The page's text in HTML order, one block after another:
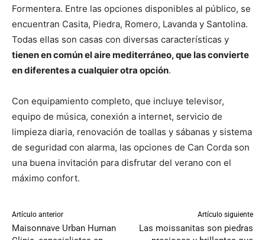
Formentera. Entre las opciones disponibles al público, se
encuentran Casita, Piedra, Romero, Lavanda y Santolina.
Todas ellas son casas con diversas características y
tienen en común el aire mediterráneo, que las convierte
en diferentes a cualquier otra opción.
Con equipamiento completo, que incluye televisor,
equipo de música, conexión a internet, servicio de
limpieza diaria, renovación de toallas y sábanas y sistema
de seguridad con alarma, las opciones de Can Corda son
una buena invitación para disfrutar del verano con el
máximo confort.
Artículo anterior
Maisonnave Urban Human
Artículo siguiente
Las moissanitas son piedras